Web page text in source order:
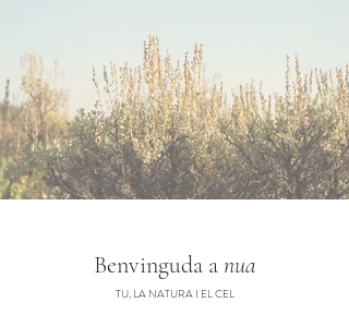
Benvinguda anua
TU, LA NATURA I EL CEL